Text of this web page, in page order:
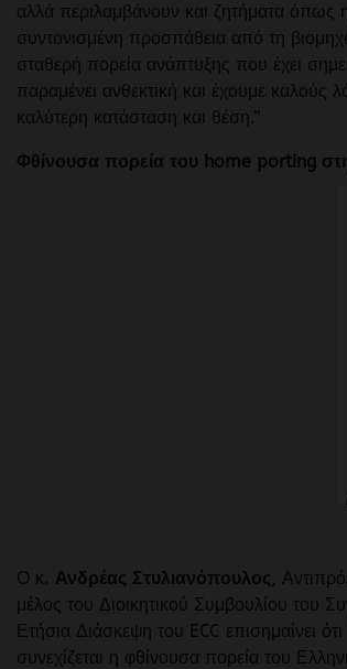
αλλά περιλαμβάνουν και ζητήματα όπως
συντονισμένη προσπάθεια από τη
σταθερή πορεία ανάπτυξης που έχει
παραμένει ανθεκτική και έχουμε
καλύτερη κατάσταση και θέση.”
Φθίνουσα πορεία του home porting
Ο κ. Ανδρέας Στυλιανόπουλος,
μέλος του Διοικητικού Συμβουλίου του
Ετήσια Διάσκεψη του ECC επισημαίνει
συνεχίζεται η φθίνουσα πορεία του